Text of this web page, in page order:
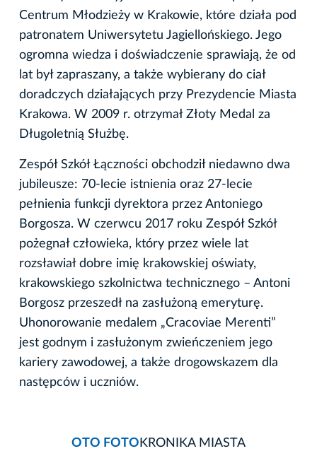
Centrum Młodzieży w Krakowie, które działa pod
patronatem Uniwersytetu Jagiellońskiego. Jego
ogromna wiedza i doświadczenie sprawiają, że od
lat był zapraszany, a także wybierany do ciał
doradczych działających przy Prezydencie Miasta
Krakowa. W 2009 r. otrzymał Złoty Medal za
Długoletnią Służbę.
Zespół Szkół Łączności obchodził niedawno dwa
jubileusze: 70-lecie istnienia oraz 27​-lecie
pełnienia funkcji dyrektora przez Antoniego
Borgosza. W czerwcu 2017 roku Zespół Szkół
pożegnał człowieka, który przez wiele lat
rozsławiał dobre imię krakowskiej oświaty,
krakowskiego szkolnictwa technicznego – Antoni
Borgosz przeszedł na zasłużoną emeryturę.
Uhonorowanie medalem „Cracoviae Merenti”
jest godnym i zasłużonym zwieńczeniem jego
kariery zawodowej, a także drogowskazem dla
następców i uczniów.
OTO FOTO KRONIKA MIASTA